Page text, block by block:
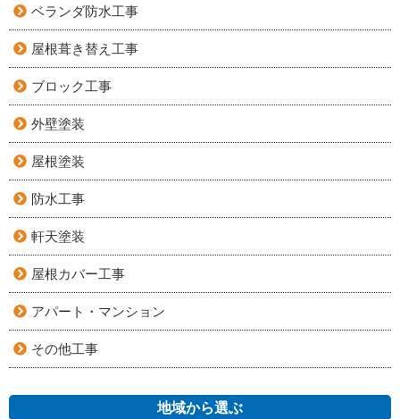
ベランダ防水工事
屋根葺き替え工事
ブロック工事
外壁塗装
屋根塗装
防水工事
軒天塗装
屋根カバー工事
アパート・マンション
その他工事
地域から選ぶ